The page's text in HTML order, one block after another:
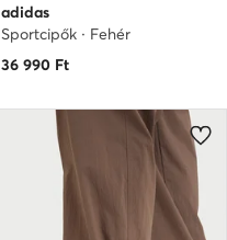
adidas
Sportcipők · Fehér
36 990 Ft